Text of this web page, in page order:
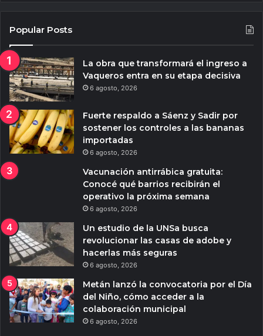
Popular Posts
La obra que transformará el ingreso a
Vaqueros entra en su etapa decisiva
6 agosto, 2026
Fuerte respaldo a Sáenz y Sadir por
sostener los controles a las bananas
importadas
6 agosto, 2026
Vacunación antirrábica gratuita:
Conocé qué barrios recibirán el
operativo la próxima semana
6 agosto, 2026
Un estudio de la UNSa busca
revolucionar las casas de adobe y
hacerlas más seguras
6 agosto, 2026
Metán lanzó la convocatoria por el Día
del Niño, cómo acceder a la
colaboración municipal
6 agosto, 2026